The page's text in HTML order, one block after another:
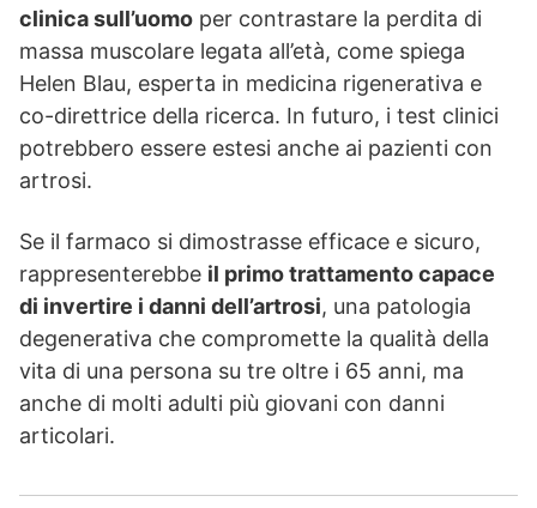
clinica sull’uomo per contrastare la perdita di
massa muscolare legata all’età, come spiega
Helen Blau, esperta in medicina rigenerativa e
co-direttrice della ricerca. In futuro, i test clinici
potrebbero essere estesi anche ai pazienti con
artrosi.
Se il farmaco si dimostrasse efficace e sicuro,
rappresenterebbe il primo trattamento capace
di invertire i danni dell’artrosi, una patologia
degenerativa che compromette la qualità della
vita di una persona su tre oltre i 65 anni, ma
anche di molti adulti più giovani con danni
articolari.